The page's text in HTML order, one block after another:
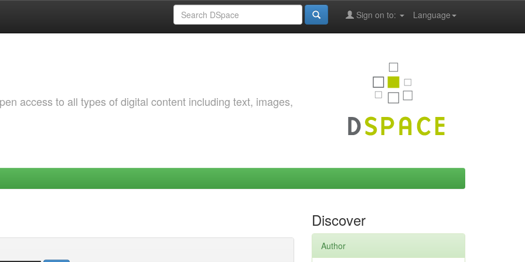
Language
Sign on to:
access to all types of digital content including text, images,
Discover
Author